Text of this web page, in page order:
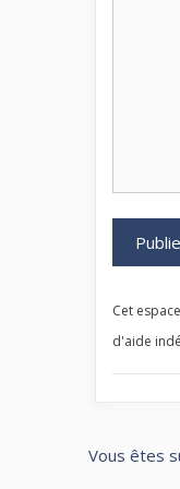
Cet
d'aide
Vous êtes